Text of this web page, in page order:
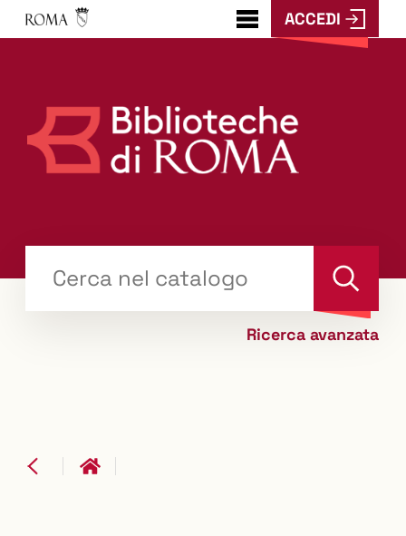
???
menu.button???
ACCEDI
il tuo libro "Catalogo"
Cerca
Ricerca avanzata